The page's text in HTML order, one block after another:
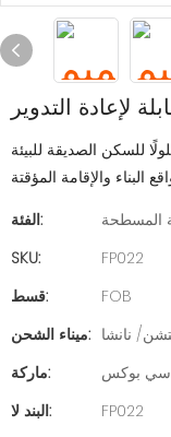
لإعادة التدوير
للسكن الصديقة للبيئة
الفئة:
المسطحة
SKU:
FP022
قسط:
FOB
ميناء الشحن: نانشا
ماركة:
سي بوكس
البند لا:
FP022